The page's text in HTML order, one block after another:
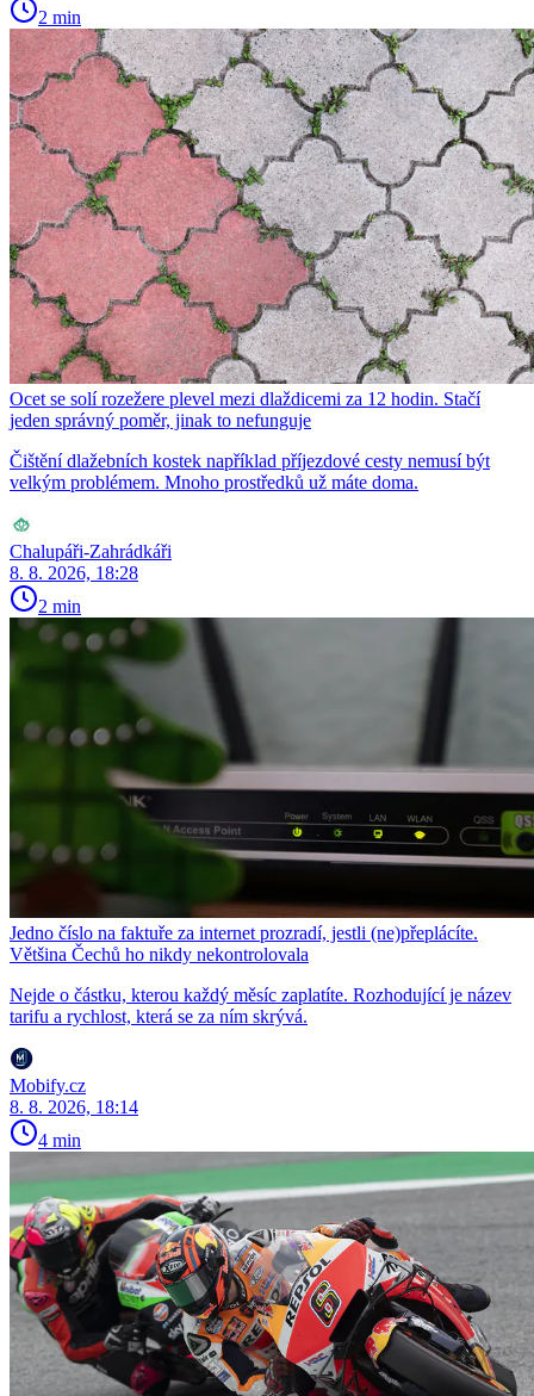
2 min
Ocet se solí rozežere plevel mezi dlaždicemi za 12 hodin. Stačí
jeden správný poměr, jinak to nefunguje
Čištění dlažebních kostek například příjezdové cesty nemusí být
velkým problémem. Mnoho prostředků už máte doma.
Chalupáři-Zahrádkáři
8. 8. 2026, 18:28
2 min
Jedno číslo na faktuře za internet prozradí, jestli (ne)přeplácíte.
Většina Čechů ho nikdy nekontrolovala
Nejde o částku, kterou každý měsíc zaplatíte. Rozhodující je název
tarifu a rychlost, která se za ním skrývá.
Mobify.cz
8. 8. 2026, 18:14
4 min